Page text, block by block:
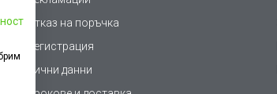
Отказ на поръчка
Регистрация
Лични данни